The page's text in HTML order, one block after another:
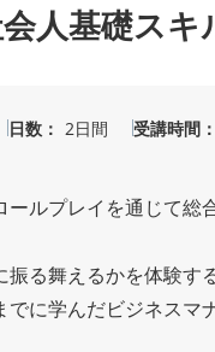
人基礎ス
日数 2日間 受講時間
ルプレイを通じて
る舞えるかを体験す
に学んだビジネス